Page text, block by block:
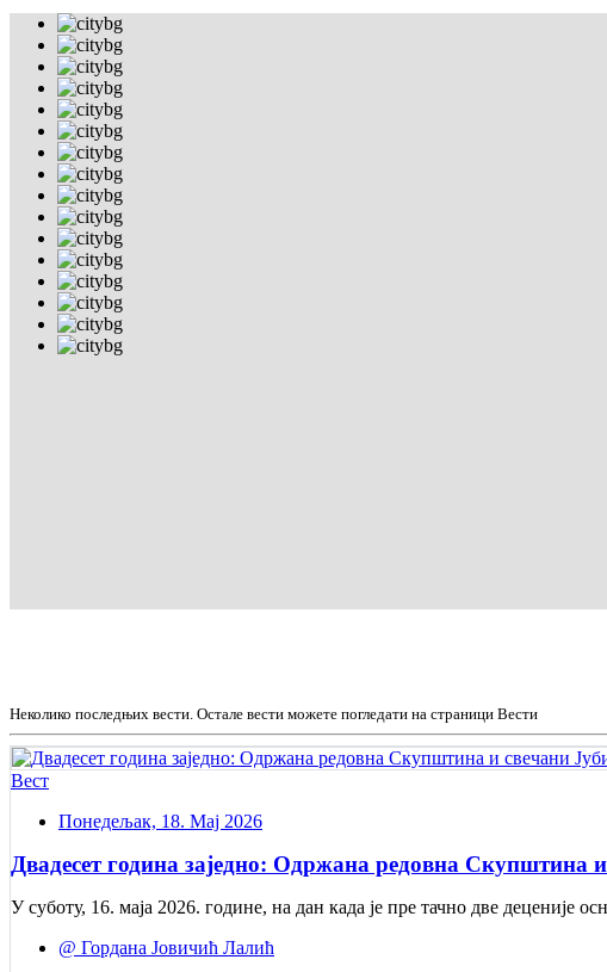
Неколико последњих вести. Остале вести можете погледати на страници Вести
Вест
Понедељак, 18. Мај 2026
Двадесет година заједно: Одржана редовна Скупштина
У суботу, 16. маја 2026. године, на дан када је пре тачно две
@ Гордана Јовичић Лалић